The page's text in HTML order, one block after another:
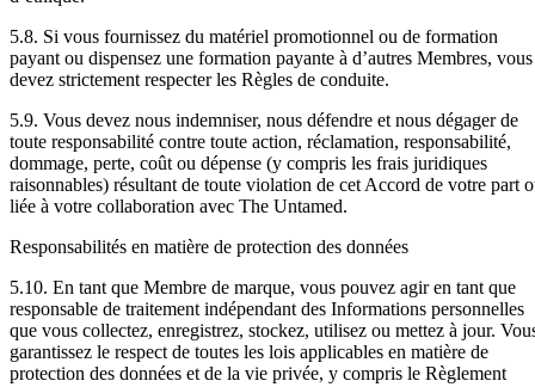
5.8. Si vous fournissez du matériel promotionnel ou de formation
payant ou dispensez une formation payante à d’autres Membres, vous
devez strictement respecter les Règles de conduite.
5.9. Vous devez nous indemniser, nous défendre et nous dégager de
toute responsabilité contre toute action, réclamation, responsabilité,
dommage, perte, coût ou dépense (y compris les frais juridiques
raisonnables) résultant de toute violation de cet Accord de votre part
liée à votre collaboration avec The Untamed.
Responsabilités en matière de protection des données
5.10. En tant que Membre de marque, vous pouvez agir en tant que
responsable de traitement indépendant des Informations personnelles
que vous collectez, enregistrez, stockez, utilisez ou mettez à jour.
garantissez le respect de toutes les lois applicables en matière de
protection des données et de la vie privée, y compris le Règlement